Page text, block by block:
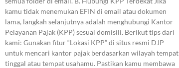
kamu tidak menemukan EFIN di email atau dokumen
lama, langkah selanjutnya adalah menghubungi Kantor
Pelayanan Pajak (KPP) sesuai domisili. Berikut tips dari
kami: Gunakan fitur “Lokasi KPP” di situs resmi DJP
untuk mencari kantor pajak berdasarkan wilayah tempat
tinggal atau tempat usahamu. Pastikan kamu membawa